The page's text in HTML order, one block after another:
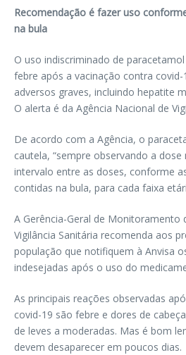
Recomendação é fazer uso
na bula
O uso indiscriminado de
febre após a vacinação contra
adversos graves, incluindo hepatite
O alerta é da Agência Nacional de
De acordo com a Agência, o
cautela, “sempre observando a
intervalo entre as doses, conforme
contidas na bula, para cada faixa
A Gerência-Geral de Monitoramento
Vigilância Sanitária recomenda aos
população que notifiquem à Anvisa
indesejadas após o uso do
As principais reações observadas
covid-19 são febre e dores de
de leves a moderadas. Mas é bom
devem desaparecer em poucos dias.